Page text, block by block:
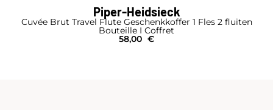
Piper-Heidsieck
Cuvée Brut
Demi-Bouteille
22,00 €